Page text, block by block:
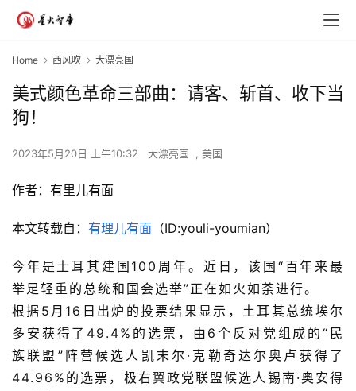
Home 西风吹 大漂亮国
美式颜色革命三部曲：请客、斩首、收下当
狗！
2023年5月20日 上午10:32 大漂亮国 , 美国
作者： 有里儿有面
本文转载自： 有理儿有面 （ID:youli-youmian）
今年是土耳其建国100周年。近日，该国“百年来最
举足轻重的总统和国会选举”正在如火如荼进行。
根据5月16日出炉的投票结果显示，土耳其总统埃尔
多安获得了49.4%的选票，由6个反对党组成的“民
族联盟”阵营候选人凯末尔·克勒奇达尔奥卢获得了
44.96%的选票，极右翼政党联盟候选人锡南·奥安得